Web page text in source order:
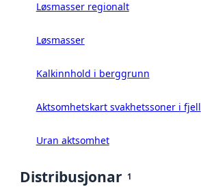
Løsmasser regionalt
Løsmasser
Kalkinnhold i berggrunn
Aktsomhetskart svakhetssoner i fjell
Uran aktsomhet
Distribusjonar 1